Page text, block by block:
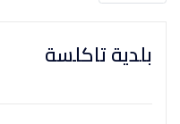
بلدية تاكلسة